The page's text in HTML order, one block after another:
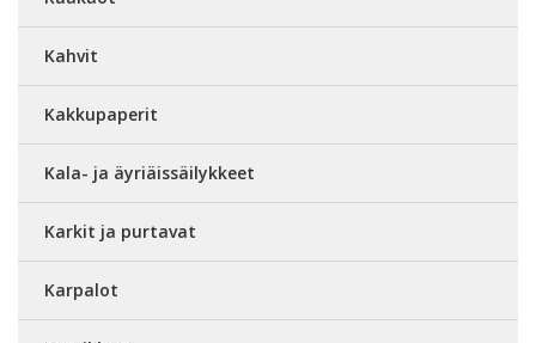
Kahvit
Kakkupaperit
Kala- ja äyriäissäilykkeet
Karkit ja purtavat
Karpalot